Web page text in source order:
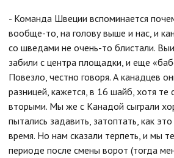
- Команда Швеции вспоминается
вообще-то, на голову выше и нас, и
со шведами не очень-то блистали.
забили с центра площадки, и еще
Повезло, честно говоря. А канадцев
разницей, кажется, в 16 шайб, хотя те
вторыми. Мы же с Канадой сыграли
пытались задавить, затоптать, как
время. Но нам сказали терпеть, и мы
периоде после смены ворот (тогда